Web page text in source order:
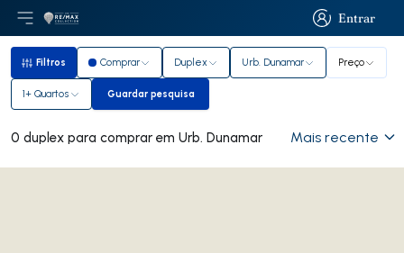
Entrar
Entrar
Abri menu principal
LogoIr para página inicial
Filtros
Filtros Comprar Duplex Urb. Dunamar Preço
1+ Quartos Guardar pesquisa
Guardar pesquisa
0 duplex para comprar em Urb. Dunamar Mais recente